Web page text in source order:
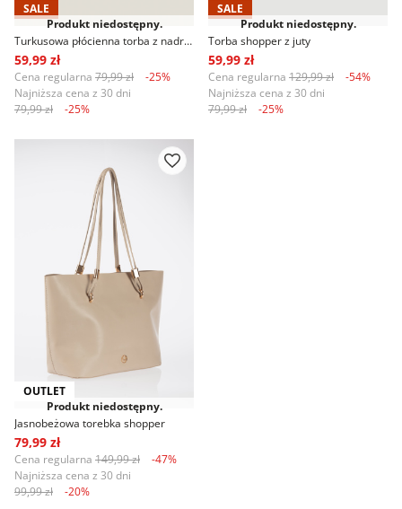
SALE
Produkt niedostępny.
Turkusowa płócienna torba z nadrukiem w paski
59,99 zł
Cena regularna 79,99 zł
-25%
Najniższa cena z 30 dni
79,99 zł
-25%
SALE
Produkt niedostępny.
Torba shopper z juty
59,99 zł
Cena regularna 129,99 zł
-54%
Najniższa cena z 30 dni
79,99 zł
-25%
OUTLET
Produkt niedostępny.
Jasnobeżowa torebka shopper
79,99 zł
Cena regularna 149,99 zł
-47%
Najniższa cena z 30 dni
99,99 zł
-20%